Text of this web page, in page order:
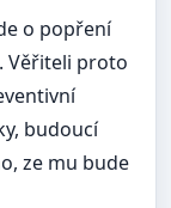
o popření
Věřiteli proto
budoucí
ze mu bude